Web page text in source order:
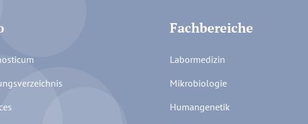
Fachbereiche
Labormedizin
Mikrobiologie
Humangenetik